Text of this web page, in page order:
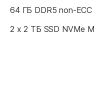
64 ГБ DDR5 non-ECC
2 x 2 ТБ SSD NVMe